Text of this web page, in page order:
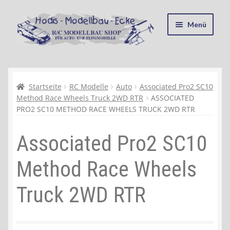
Zur
Navigation
springen
Zum
Inhalt
springen
Menü
Kasse
Mein Konto
Recycling, Entsorgung und Umwelt
Shop
Warenkorb
Ablauf einer Bestellung
Startseite RC Modelle Auto
Associated Pro2 SC10
Method Race Wheels Truck 2WD RTR
ASSOCIATED
PRO2 SC10 METHOD RACE WHEELS TRUCK 2WD RTR
Associated Pro2 SC10
Method Race Wheels
Truck 2WD RTR